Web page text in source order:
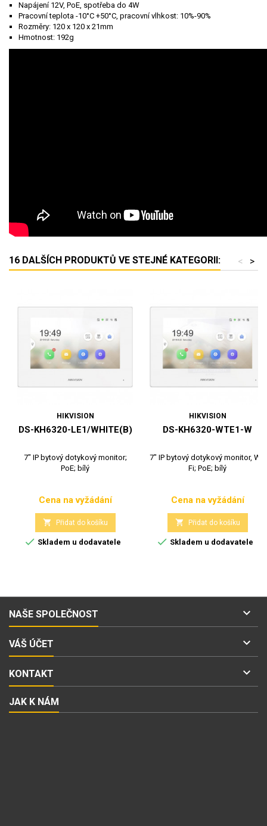
Napájení 12V, PoE, spotřeba do 4W
Pracovní teplota -10°C +50°C, pracovní vlhkost: 10%-90%
Rozměry: 120 x 120 x 21mm
Hmotnost: 192g
16 DALŠÍCH PRODUKTŮ VE STEJNÉ KATEGORII: >
<
HIKVISION
DS-KH6320-LE1/WHITE(B)
7" IP bytový dotykový monitor;
PoE; bílý
Cena
Cena na vyžádání
 Přidat do košíku
 Skladem u dodavatele
HIKVISION
DS-KH6320-WTE1-W
7" IP bytový dotykový monitor, Wi-
Fi; PoE; bílý
Cena
Cena na vyžádání
 Přidat do košíku
 Skladem u dodavatele
NAŠE SPOLEČNOST 
VÁŠ ÚČET 
KONTAKT 
JAK K NÁM